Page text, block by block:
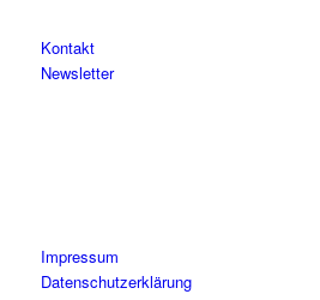
Kontakt
Newsletter
Impressum
Datenschutzerklärung